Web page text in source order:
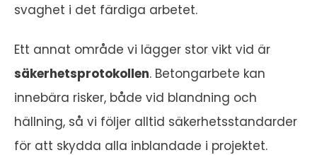
svaghet i det färdiga arbetet.
Ett annat område vi lägger stor vikt vid är
säkerhetsprotokollen. Betongarbete kan
innebära risker, både vid blandning och
hällning, så vi följer alltid säkerhetsstandarder
för att skydda alla inblandade i projektet.